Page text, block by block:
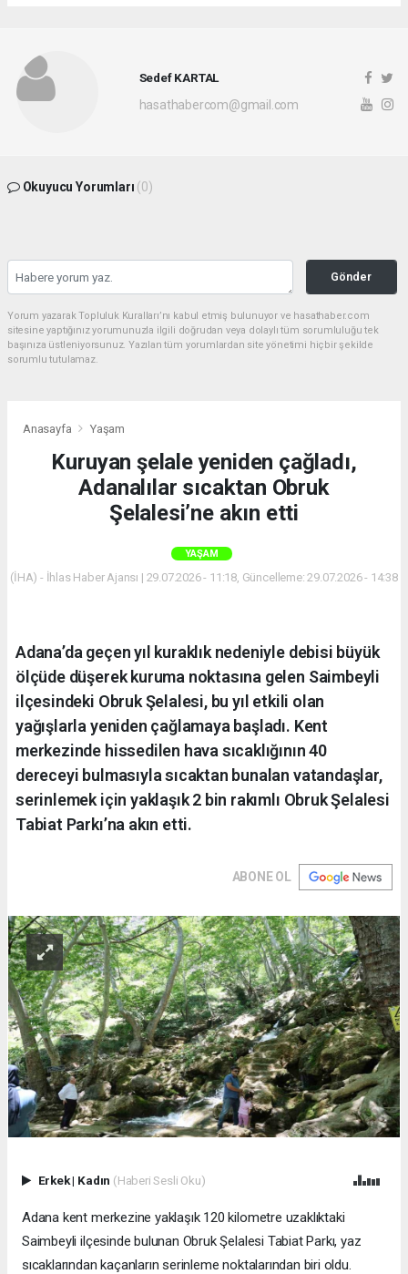
Sedef KARTAL
hasathabercom@gmail.com
Okuyucu Yorumları (0)
Gönder
Yorum yazarak Topluluk Kuralları’nı kabul etmiş bulunuyor ve hasathaber.com
sitesine yaptığınız yorumunuzla ilgili doğrudan veya dolaylı tüm sorumluluğu tek
başınıza üstleniyorsunuz. Yazılan tüm yorumlardan site yönetimi hiçbir şekilde
sorumlu tutulamaz.
Anasayfa Yaşam
Kuruyan şelale yeniden çağladı,
Adanalılar sıcaktan Obruk
Şelalesi’ne akın etti
YAŞAM
(İHA) - İhlas Haber Ajansı | 29.07.2026 - 11:18, Güncelleme: 29.07.2026 - 14:38
Adana’da geçen yıl kuraklık nedeniyle debisi büyük
ölçüde düşerek kuruma noktasına gelen Saimbeyli
ilçesindeki Obruk Şelalesi, bu yıl etkili olan
yağışlarla yeniden çağlamaya başladı. Kent
merkezinde hissedilen hava sıcaklığının 40
dereceyi bulmasıyla sıcaktan bunalan vatandaşlar,
serinlemek için yaklaşık 2 bin rakımlı Obruk Şelalesi
Tabiat Parkı’na akın etti.
ABONE OL
Erkek| Kadın (Haberi Sesli Oku)
Adana kent merkezine yaklaşık 120 kilometre uzaklıktaki
Saimbeyli ilçesinde bulunan Obruk Şelalesi Tabiat Parkı, yaz
sıcaklarından kaçanların serinleme noktalarından biri oldu.